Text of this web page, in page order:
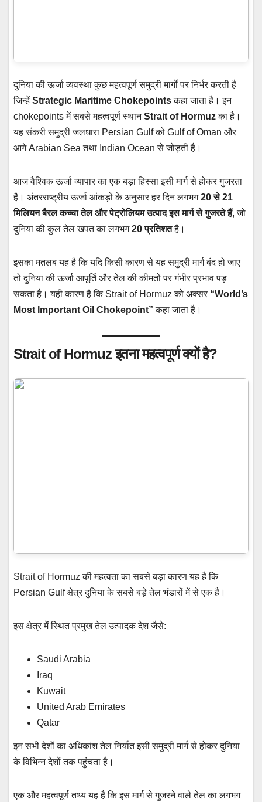
दुनिया की ऊर्जा व्यवस्था कुछ महत्वपूर्ण समुद्री मार्गों पर निर्भर करती है
जिन्हें Strategic Maritime Chokepointsकहा जाता है। इन
chokepoints में सबसे महत्वपूर्ण स्थानStrait of Hormuzका है।
यह संकरी समुद्री जलधारा Persian Gulf को Gulf of Oman और
आगे Arabian Sea तथा Indian Ocean से जोड़ती है।
आज वैश्विक ऊर्जा व्यापार का एक बड़ा हिस्सा इसी मार्ग से होकर गुजरता
है। अंतरराष्ट्रीय ऊर्जा आंकड़ों के अनुसार हर दिन लगभग20 से 21
मिलियन बैरल कच्चा तेल और पेट्रोलियम उत्पाद इस मार्ग से गुजरते हैं, जो
दुनिया की कुल तेल खपत का लगभग20 प्रतिशतहै।
इसका मतलब यह है कि यदि किसी कारण से यह समुद्री मार्ग बंद हो जाए
तो दुनिया की ऊर्जा आपूर्ति और तेल की कीमतों पर गंभीर प्रभाव पड़
सकता है। यही कारण है कि Strait of Hormuz को अक्सर “World’s
Most Important Oil Chokepoint” कहा जाता है।
Strait of Hormuz इतना महत्वपूर्ण क्यों है?
Strait of Hormuz की महत्वता का सबसे बड़ा कारण यह है कि
Persian Gulf क्षेत्र दुनिया के सबसे बड़े तेल भंडारों में से एक है।
इस क्षेत्र में स्थित प्रमुख तेल उत्पादक देश जैसे:
Saudi Arabia
Iraq
Kuwait
United Arab Emirates
Qatar
इन सभी देशों का अधिकांश तेल निर्यात इसी समुद्री मार्ग से होकर दुनिया
के विभिन्न देशों तक पहुंचता है।
एक और महत्वपूर्ण तथ्य यह है कि इस मार्ग से गुजरने वाले तेल का लगभग